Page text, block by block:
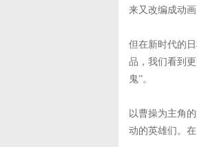
来又改编成动
但在新时代的
品，我们看到
鬼”。
以曹操为主角
动的英雄们。